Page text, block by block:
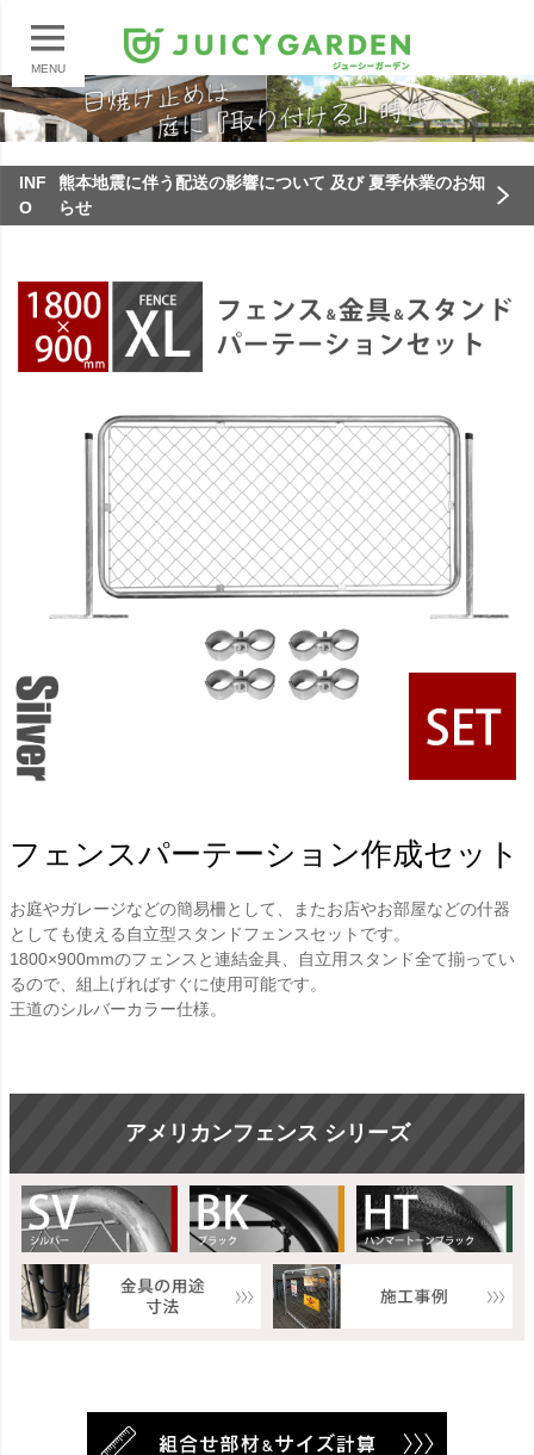
MENU
INF
O
熊本地震に伴う配送の影響について 及び 夏季休業のお知
らせ
フェンスパーテーション作成セット
お庭やガレージなどの簡易柵として、またお店やお部屋などの什器
としても使える自立型スタンドフェンスセットです。
1800×900mmのフェンスと連結金具、自立用スタンド全て揃ってい
るので、組上げればすぐに使用可能です。
王道のシルバーカラー仕様。
アメリカンフェンス シリーズ